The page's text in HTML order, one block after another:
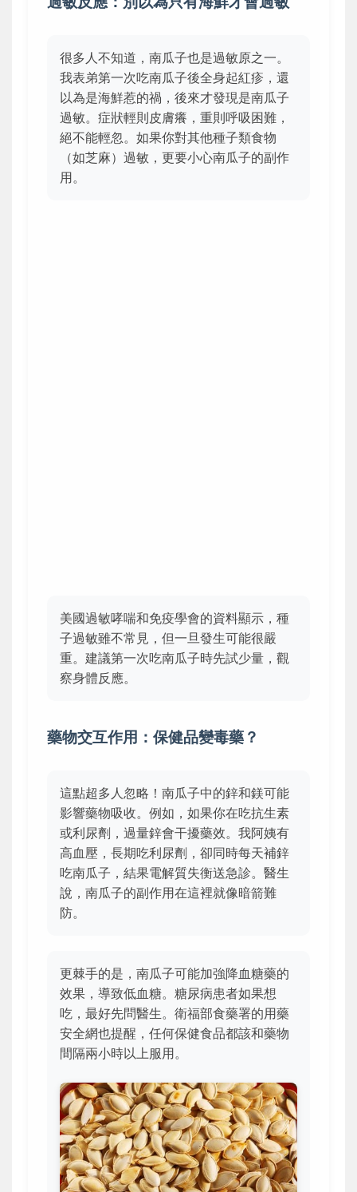
很多人不知道，南瓜子也是過敏原之一。
我表弟第一次吃南瓜子後全身起紅疹，還
以為是海鮮惹的禍，後來才發現是南瓜子
過敏。症狀輕則皮膚癢，重則呼吸困難，
絕不能輕忽。如果你對其他種子類食物
（如芝麻）過敏，更要小心南瓜子的副作
用。
美國過敏哮喘和免疫學會的資料顯示，種
子過敏雖不常見，但一旦發生可能很嚴
重。建議第一次吃南瓜子時先試少量，觀
察身體反應。
藥物交互作用：保健品變毒藥？
這點超多人忽略！南瓜子中的鋅和鎂可能
影響藥物吸收。例如，如果你在吃抗生素
或利尿劑，過量鋅會干擾藥效。我阿姨有
高血壓，長期吃利尿劑，卻同時每天補鋅
吃南瓜子，結果電解質失衡送急診。醫生
說，南瓜子的副作用在這裡就像暗箭難
防。
更棘手的是，南瓜子可能加強降血糖藥的
效果，導致低血糖。糖尿病患者如果想
吃，最好先問醫生。衛福部食藥署的用藥
安全網也提醒，任何保健食品都該和藥物
間隔兩小時以上服用。